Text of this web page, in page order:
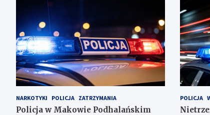
NARKOTYKI POLICJA ZATRZYMANIA
Policja w Makowie Podhalańskim
POLICJA